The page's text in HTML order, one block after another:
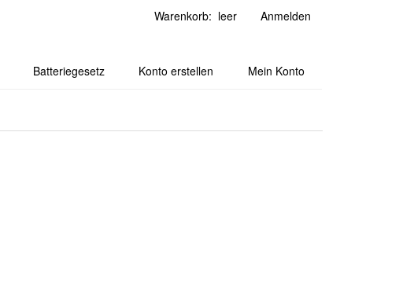
Warenkorb: leer Anmelden
Batteriegesetz Konto erstellen Mein Konto